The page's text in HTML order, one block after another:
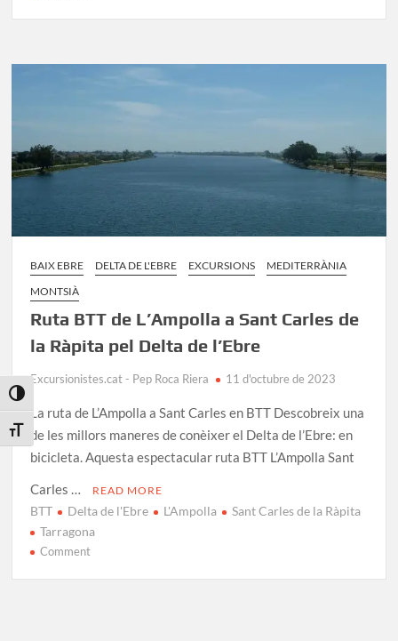
Toggle High Contrast
Toggle Font size
31:
de
l’Olivar
BAIX EBRE DELTA DE L'EBRE EXCURSIONS
MEDITERRÀNIA
MONTSIÀ
Ruta BTT de L’Ampolla a Sant Carles de
la Ràpita pel Delta de l’Ebre
Excursionistes.cat - Pep Roca Riera 11 d'octubre de 2023
La ruta de L’Ampolla a Sant Carles en BTT Descobreix una
de les millors maneres de conèixer el Delta de l’Ebre: en
bicicleta. Aquesta espectacular ruta BTT L’Ampolla Sant
Carles …
READ MORE
BTT Delta de l'Ebre L'Ampolla
Sant Carles de la Ràpita
Tarragona
Commenton